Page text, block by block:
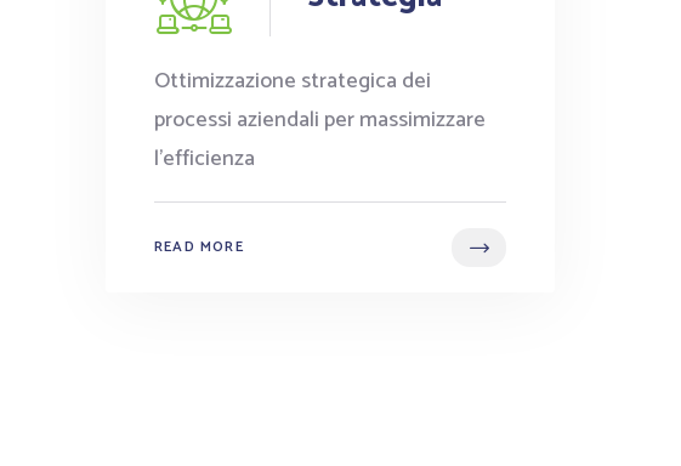
Ottimizzazione strategica dei
processi aziendali per massimizzare
l'efficienza
READ MORE